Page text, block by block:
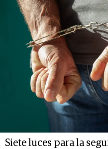
Siete luces para la